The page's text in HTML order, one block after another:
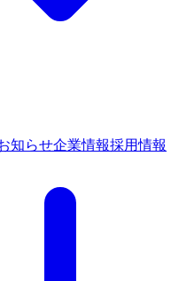
知らせ企業情報採用情報